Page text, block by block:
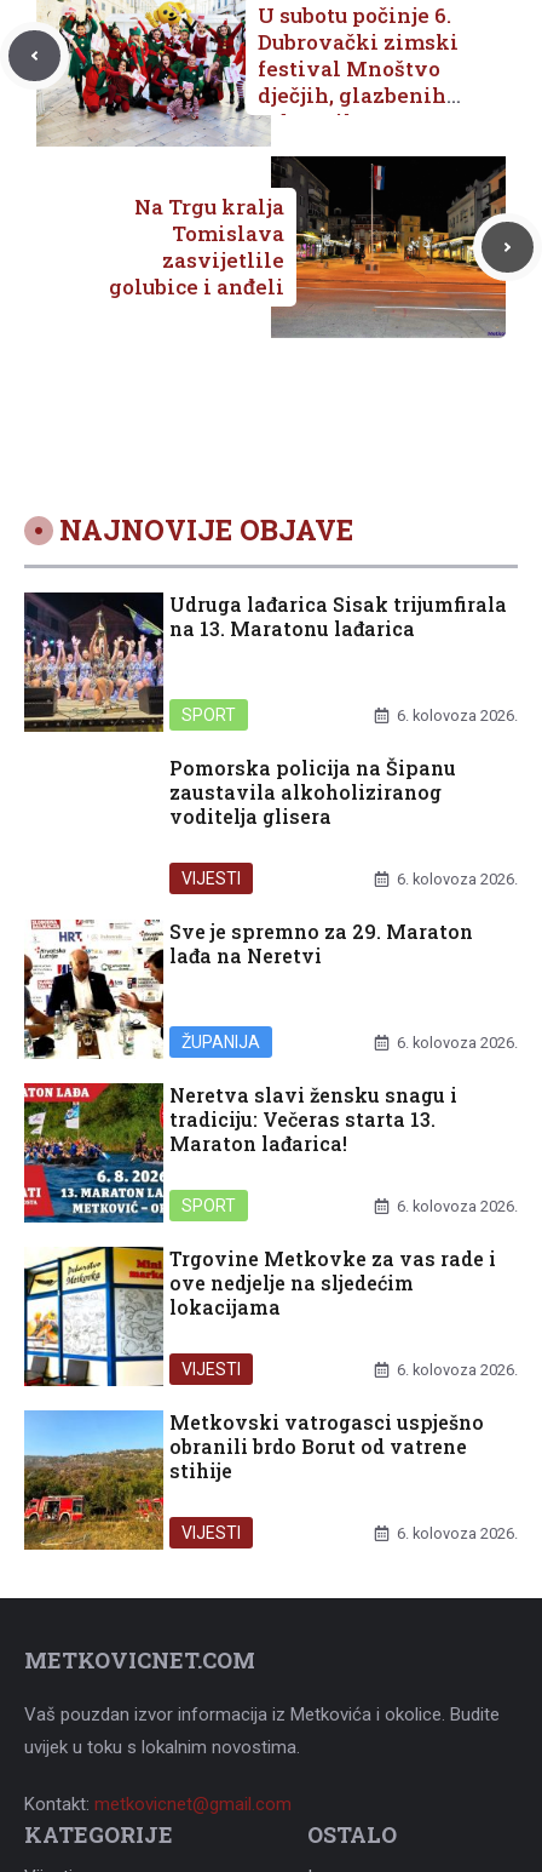
U subotu počinje 6.
Dubrovački zimski
festival Mnoštvo
dječjih, glazbenih i
zabavnih
programa na više
gradskih lokacija
Na Trgu kralja
Tomislava
zasvijetlile
golubice i anđeli
NAJNOVIJE OBJAVE
Udruga lađarica Sisak trijumfirala
na 13. Maratonu lađarica
SPORT 6. kolovoza 2026.
Pomorska policija na Šipanu
zaustavila alkoholiziranog
voditelja glisera
VIJESTI 6. kolovoza 2026.
Sve je spremno za 29. Maraton
lađa na Neretvi
ŽUPANIJA 6. kolovoza 2026.
Neretva slavi žensku snagu i
tradiciju: Večeras starta 13.
Maraton lađarica!
SPORT 6. kolovoza 2026.
Trgovine Metkovke za vas rade i
ove nedjelje na sljedećim
lokacijama
VIJESTI 6. kolovoza 2026.
Metkovski vatrogasci uspješno
obranili brdo Borut od vatrene
stihije
VIJESTI 6. kolovoza 2026.
METKOVICNET.COM
Vaš pouzdan izvor informacija iz Metkovića i okolice. Budite
uvijek u toku s lokalnim novostima.
Kontakt: metkovicnet@gmail.com
KATEGORIJE OSTALO